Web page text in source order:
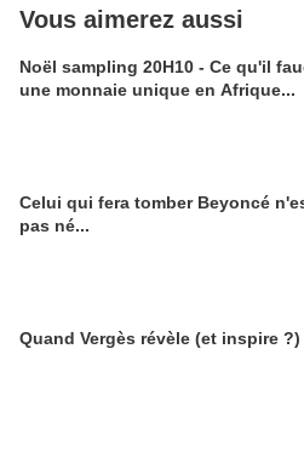
Vous aimerez aussi
Noël sampling 20H10 - Ce qu'il
une monnaie unique en Afrique...
Celui qui fera tomber Beyoncé
pas né...
Quand Vergès révèle (et inspire